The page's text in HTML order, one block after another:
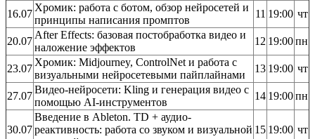
16.07
Хромик: работа с ботом, обзор нейросетей и
принципы написания промптов
11 19:00 чт
20.07
After Effects: базовая постобработка видео и
наложение эффектов
12 19:00пн
23.07
Хромик: Midjourney, ControlNet и работа с
визуальными нейросетевыми пайплайнами
13 19:00 чт
27.07
Видео-нейросети: Kling и генерация видео с
помощью AI-инструментов
14 19:00пн
30.07
Введение в Ableton. TD + аудио-
реактивность: работа со звуком и визуальной 15 19:00 чт